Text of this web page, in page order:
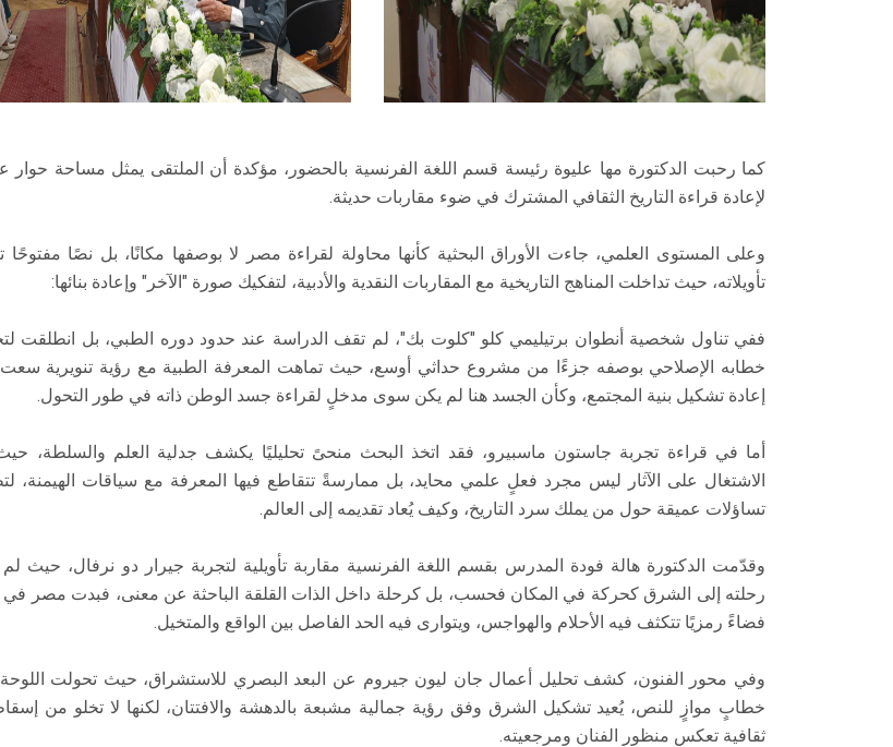
​كما رحبت الدكتورة مها عليوة رئيسة قسم اللغة الفرنسية بالحضور، مؤكدة أن الملتقى يمثل مساحة حوار
لإعادة قراءة التاريخ الثقافي المشترك في ضوء مقاربات حديثة.
​وعلى المستوى العلمي، جاءت الأوراق البحثية كأنها محاولة لقراءة مصر لا بوصفها مكانًا، بل نصًا مفتوحًا
تأويلاته، حيث تداخلت المناهج التاريخية مع المقاربات النقدية والأدبية، لتفكيك صورة "الآخر" وإعادة بنائها:
​ففي تناول شخصية أنطوان برتيليمي كلو "كلوت بك"، لم تقف الدراسة عند حدود دوره الطبي، بل انطلقت
خطابه الإصلاحي بوصفه جزءًا من مشروع حداثي أوسع، حيث تماهت المعرفة الطبية مع رؤية تنويرية
إعادة تشكيل بنية المجتمع، وكأن الجسد هنا لم يكن سوى مدخلٍ لقراءة جسد الوطن ذاته في طور التحول.
​أما في قراءة تجربة جاستون ماسبيرو، فقد اتخذ البحث منحىً تحليليًا يكشف جدلية العلم والسلطة،
الاشتغال على الآثار ليس مجرد فعلٍ علمي محايد، بل ممارسةً تتقاطع فيها المعرفة مع سياقات الهيمنة،
تساؤلات عميقة حول من يملك سرد التاريخ، وكيف يُعاد تقديمه إلى العالم.
​وقدّمت الدكتورة هالة فودة المدرس بقسم اللغة الفرنسية مقاربة تأويلية لتجربة جيرار دو نرفال، حيث لم
رحلته إلى الشرق كحركة في المكان فحسب، بل كرحلة داخل الذات القلقة الباحثة عن معنى، فبدت مصر
فضاءً رمزيًا تتكثف فيه الأحلام والهواجس، ويتوارى فيه الحد الفاصل بين الواقع والمتخيل.
​وفي محور الفنون، كشف تحليل أعمال جان ليون جيروم عن البعد البصري للاستشراق، حيث تحولت
خطابٍ موازٍ للنص، يُعيد تشكيل الشرق وفق رؤية جمالية مشبعة بالدهشة والافتتان، لكنها لا تخلو من
ثقافية تعكس منظور الفنان ومرجعيته.